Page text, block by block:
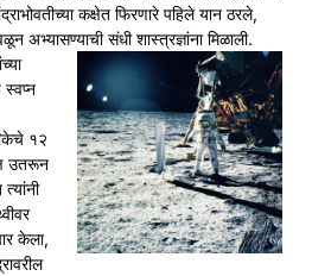
कक्षेत फिरणारे पहिले यान ठरले,
अभ्यासण्याची संधी शास्त्रज्ञांना मिळाली.
स्वप्न
१२
उतरून
केला,